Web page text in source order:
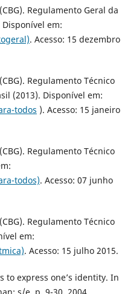
(CBG). Regulamento Geral da
em:
. Acesso: 15 dezembro
(CBG). Regulamento Técnico
(2013). Disponível em:
todos ). Acesso: 15 janeiro
(CBG). Regulamento Técnico
todos). Acesso: 07 junho
(CBG). Regulamento Técnico
em:
. Acesso: 15 julho 2015.
to express one’s identity. In